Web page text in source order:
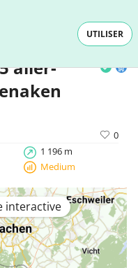
UTILISER
aller-
0
1 196 m
Medium
interactive